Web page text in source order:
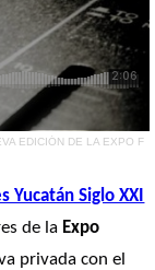
EDICIÓN DE LA EXPO F
Yucatán Siglo XXI
de la Expo